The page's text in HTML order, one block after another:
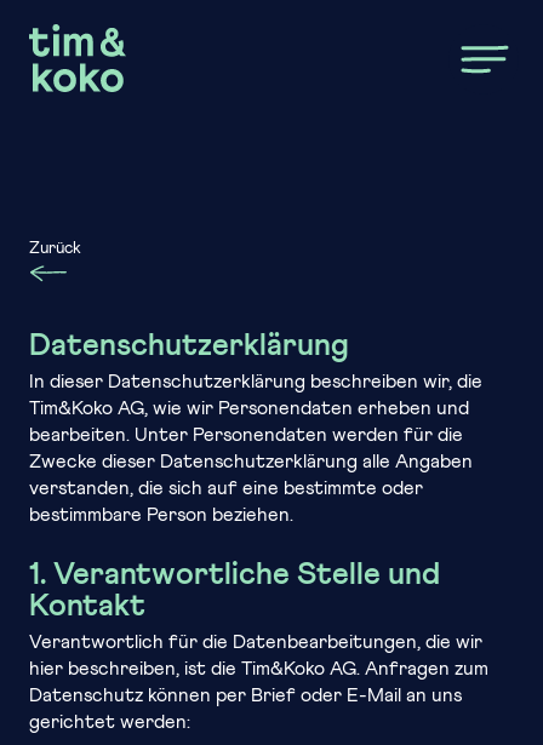
Zurück
Datenschutzerklärung
In dieser Datenschutzerklärung beschreiben wir, die
Tim&Koko AG, wie wir Personendaten erheben und
bearbeiten. Unter Personendaten werden für die
Zwecke dieser Datenschutzerklärung alle Angaben
verstanden, die sich auf eine bestimmte oder
bestimmbare Person beziehen.
1. Verantwortliche Stelle und
Kontakt
Verantwortlich für die Datenbearbeitungen, die wir
hier beschreiben, ist die Tim&Koko AG. Anfragen zum
Datenschutz können per Brief oder E-Mail an uns
gerichtet werden: